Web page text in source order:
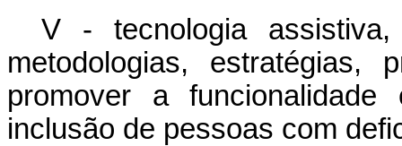
V - tecnologia
metodologias, estratégias,
promover a
inclusão de pessoas com